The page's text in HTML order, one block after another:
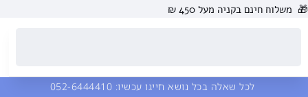
בקניה מעל 450 ₪
שאלה בכל נושא חייגו עכשיו: 052-6444410